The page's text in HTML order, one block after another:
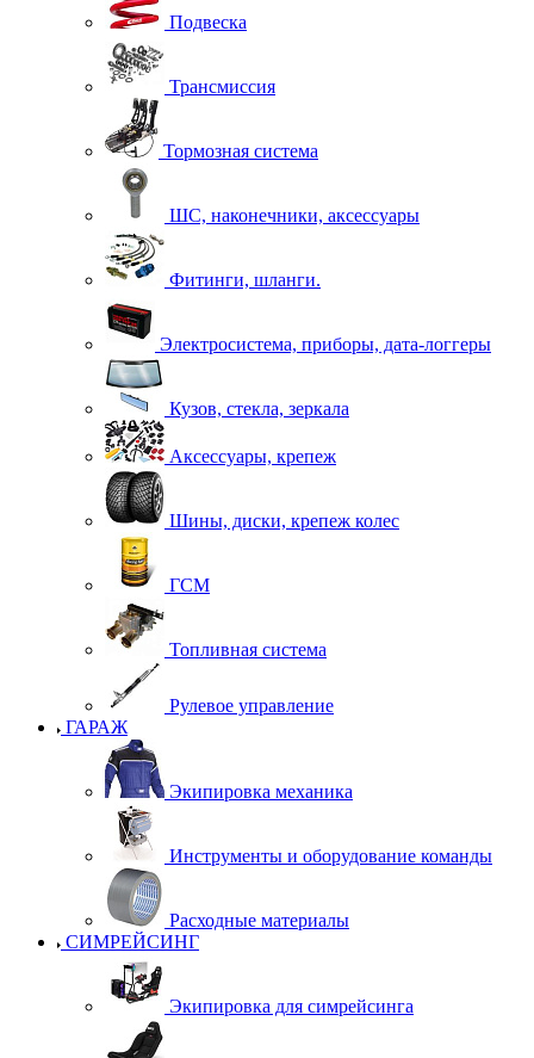
Подвеска
Трансмиссия
Тормозная система
ШС, наконечники, аксессуары
Фитинги, шланги.
Электросистема, приборы, дата-логгеры
Кузов, стекла, зеркала
Аксессуары, крепеж
Шины, диски, крепеж колес
ГСМ
Топливная система
Рулевое управление
ГАРАЖ
Экипировка механика
Инструменты и оборудование команды
Расходные материалы
СИМРЕЙСИНГ
Экипировка для симрейсинга